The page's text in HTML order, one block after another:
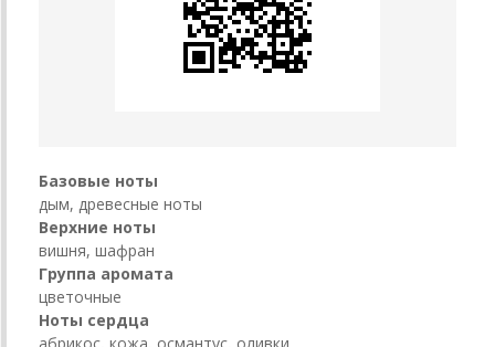
Базовые ноты
дым, древесные ноты
Верхние ноты
вишня, шафран
Группа аромата
цветочные
Ноты сердца
абрикос, кожа, османтус, оливки